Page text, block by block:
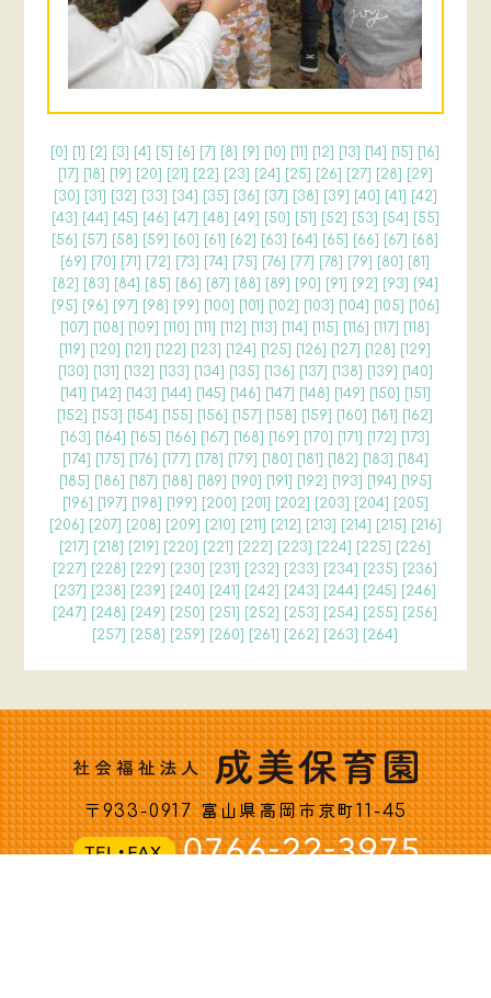
[0] [1] [2] [3] [4] [5] [6] [7] [8] [9] [10] [11] [12] [13] [14] [15] [16]
[17] [18] [19] [20] [21] [22] [23] [24] [25] [26] [27] [28] [29]
[30] [31] [32] [33] [34] [35] [36] [37] [38] [39] [40] [41] [42]
[43] [44] [45] [46] [47] [48] [49] [50] [51] [52] [53] [54] [55]
[56] [57] [58] [59] [60] [61] [62] [63] [64] [65] [66] [67] [68]
[69] [70] [71] [72] [73] [74] [75] [76] [77] [78] [79] [80] [81]
[82] [83] [84] [85] [86] [87] [88] [89] [90] [91] [92] [93] [94]
[95] [96] [97] [98] [99] [100] [101] [102] [103] [104] [105] [106]
[107] [108] [109] [110] [111] [112] [113] [114] [115] [116] [117] [118]
[119] [120] [121] [122] [123] [124] [125] [126] [127] [128] [129]
[130] [131] [132] [133] [134] [135] [136] [137] [138] [139] [140]
[141] [142] [143] [144] [145] [146] [147] [148] [149] [150] [151]
[152] [153] [154] [155] [156] [157] [158] [159] [160] [161] [162]
[163] [164] [165] [166] [167] [168] [169] [170] [171] [172] [173]
[174] [175] [176] [177] [178] [179] [180] [181] [182] [183] [184]
[185] [186] [187] [188] [189] [190] [191] [192] [193] [194] [195]
[196] [197] [198] [199] [200] [201] [202] [203] [204] [205]
[206] [207] [208] [209] [210] [211] [212] [213] [214] [215] [216]
[217] [218] [219] [220] [221] [222] [223] [224] [225] [226]
[227] [228] [229] [230] [231] [232] [233] [234] [235] [236]
[237] [238] [239] [240] [241] [242] [243] [244] [245] [246]
[247] [248] [249] [250] [251] [252] [253] [254] [255] [256]
[257] [258] [259] [260] [261] [262] [263] [264]
〒933-0917 富山県高岡市京町11-45